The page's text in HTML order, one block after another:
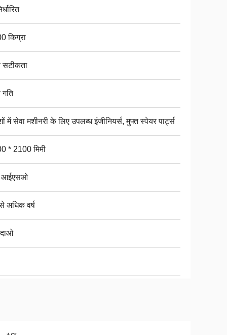
किग्रा
सटीकता
में सेवा मशीनरी के लिए उपलब्ध इंजीनियर्स, मुफ्त स्पेयर पार्ट्स
* 2100 मिमी
आईएसओ
अधिक वर्ष